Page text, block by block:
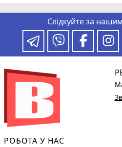
Слідкуйте за
РОБОТА У НАС